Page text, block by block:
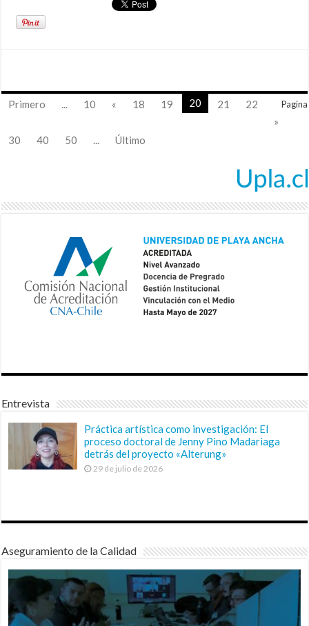
Pagina
Primero ... 10 « 18 19 20 21
22
»
30
40 50 ... Último
Entrevista
Práctica artística como investigación: El
proceso doctoral de Jenny Pino Madariaga
detrás del proyecto «Alterung»
29 de julio de 2026
Aseguramiento de la Calidad